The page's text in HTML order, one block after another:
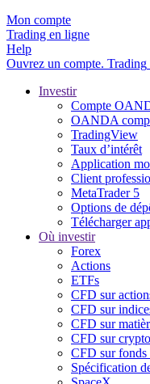
Mon compte
Trading en ligne
Help
Ouvrez un compte. Trading
Investir
Compte
OANDA
TradingView
Taux d’intérêt
Application
Client
MetaTrader 5
Options de
Télécharger
Où investir
Forex
Actions
ETFs
CFD sur
CFD sur
CFD sur
CFD sur
CFD sur
Spécification